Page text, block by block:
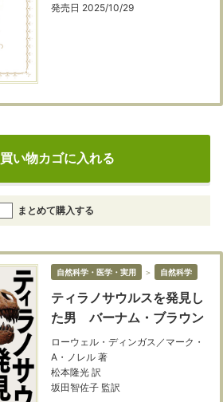
発売日 2025/10/29
買い物カゴに入れる
まとめて購入する
自然科学・医学・実用 ＞ 自然科学
ティラノサウルスを発見し
た男 バーナム・ブラウン
ローウェル・ディンガス／マーク・
A・ノレル 著
松本隆光 訳
坂田智佐子 監訳